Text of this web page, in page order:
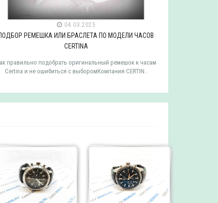
04.03.2025
РЕМЕШКА ИЛИ БРАСЛЕТА ПО МОДЕЛИ ЧАСОВ
CERTINA
правильно подобрать оригинальный ремешок к часам
Certina и не ошибиться с выборомКомпания CERTIN..